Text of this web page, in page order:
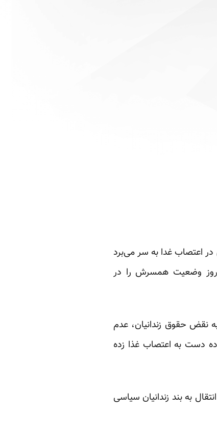
اعتصاب غدا به سر می‌برد
روز وضعیت همسرش را در
ماه امسال در اعتراض به نقض حقوق زندانیان، عدم
دست به اعتصاب غذا زده
به بند زندانیان سیاسی